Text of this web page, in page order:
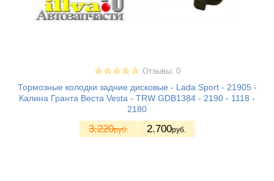
Отзывы: 0
Тормозные колодки задние дисковые - Lada Sport - 21905 -
Калина Гранта Веста Vesta - TRW GDB1384 - 2190 - 1118 -
2180
3.220руб. 2.700руб.